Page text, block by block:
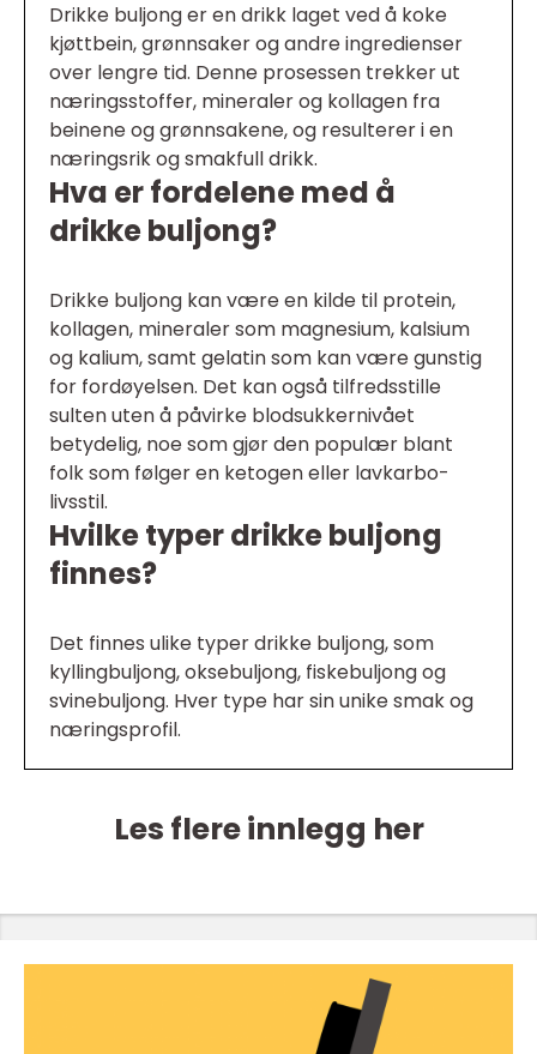
Drikke buljong er en drikk laget ved å koke
kjøttbein, grønnsaker og andre ingredienser
over lengre tid. Denne prosessen trekker ut
næringsstoffer, mineraler og kollagen fra
beinene og grønnsakene, og resulterer i en
næringsrik og smakfull drikk.
Hva er fordelene med å
drikke buljong?
Drikke buljong kan være en kilde til protein,
kollagen, mineraler som magnesium, kalsium
og kalium, samt gelatin som kan være gunstig
for fordøyelsen. Det kan også tilfredsstille
sulten uten å påvirke blodsukkernivået
betydelig, noe som gjør den populær blant
folk som følger en ketogen eller lavkarbo-
livsstil.
Hvilke typer drikke buljong
finnes?
Det finnes ulike typer drikke buljong, som
kyllingbuljong, oksebuljong, fiskebuljong og
svinebuljong. Hver type har sin unike smak og
næringsprofil.
Les flere innlegg her